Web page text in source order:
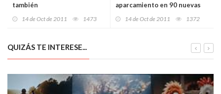
también
14 de Oct de 2011 1473
aparcamiento en 90 nuevas
14 de Oct de 2011 1372
QUIZÁS TE INTERESE...